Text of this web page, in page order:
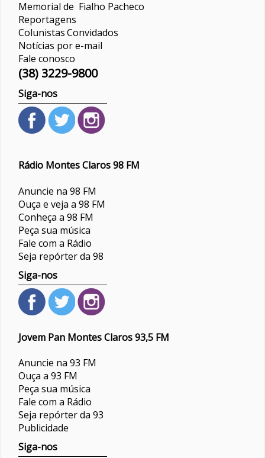
Memorial de Fialho Pacheco
Reportagens
ColunistasConvidados
Notícias por e-mail
Fale conosco
(38) 3229-9800
Siga-nos
Rádio Montes Claros 98 FM
Anuncie na 98 FM
Ouça e veja a 98 FM
Conheça a 98 FM
Peça sua música
Fale com a Rádio
Seja repórter da 98
Siga-nos
Jovem Pan Montes Claros 93,5 FM
Anuncie na 93 FM
Ouça a 93 FM
Peça sua música
Fale com a Rádio
Seja repórter da 93
Publicidade
Siga-nos